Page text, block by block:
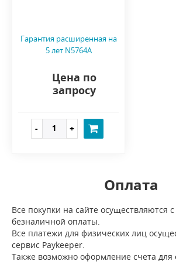
Гарантия расширенная на
5 лет N5764A
Цена по
запросу
Оплата
Все покупки на сайте осуществляются
безналичной оплаты.
Все платежи для физических лиц
сервис Paykeeper.
Также возможно оформление счета для